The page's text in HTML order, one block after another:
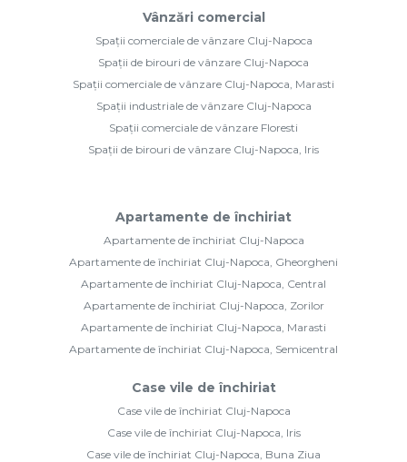
Vânzări comercial
Spații comerciale de vânzare Cluj-Napoca
Spații de birouri de vânzare Cluj-Napoca
Spații comerciale de vânzare Cluj-Napoca, Marasti
Spații industriale de vânzare Cluj-Napoca
Spații comerciale de vânzare Floresti
Spații de birouri de vânzare Cluj-Napoca, Iris
Apartamente de închiriat
Apartamente de închiriat Cluj-Napoca
Apartamente de închiriat Cluj-Napoca, Gheorgheni
Apartamente de închiriat Cluj-Napoca, Central
Apartamente de închiriat Cluj-Napoca, Zorilor
Apartamente de închiriat Cluj-Napoca, Marasti
Apartamente de închiriat Cluj-Napoca, Semicentral
Case vile de închiriat
Case vile de închiriat Cluj-Napoca
Case vile de închiriat Cluj-Napoca, Iris
Case vile de închiriat Cluj-Napoca, Buna Ziua